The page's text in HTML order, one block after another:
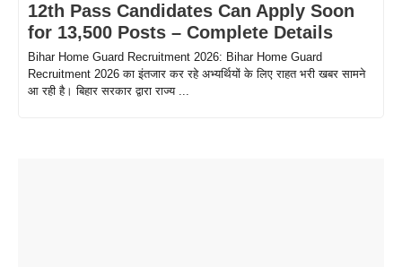
12th Pass Candidates Can Apply Soon
for 13,500 Posts – Complete Details
Bihar Home Guard Recruitment 2026: Bihar Home Guard
Recruitment 2026 का इंतजार कर रहे अभ्यर्थियों के लिए राहत भरी खबर सामने
आ रही है। बिहार सरकार द्वारा राज्य ...